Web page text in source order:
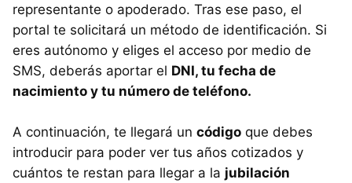
representante o apoderado. Tras ese paso, el
portal te solicitará un método de identificación. Si
eres autónomo y eliges el acceso por medio de
SMS, deberás aportar el DNI, tu fecha de
nacimiento y tu número de teléfono.
A continuación, te llegará un código que debes
introducir para poder ver tus años cotizados y
cuántos te restan para llegar a la jubilación